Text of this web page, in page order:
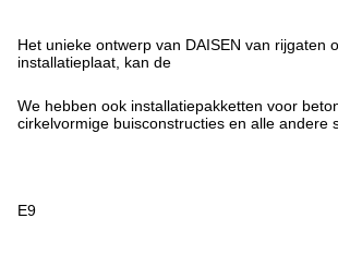
Het unieke ontwerp van DAISEN van rijgaten
installatieplaat, kan de
We hebben ook installatiepakketten voor
cirkelvormige buisconstructies en alle andere
E9